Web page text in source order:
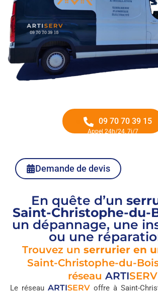
09 70 70 39 15
Appel 24h/24, 7j/7
Demande de devis
En quête d’un
Saint-Christophe-du-
un dépannage, une
ou une
Trouvez un serrurier en
Saint-Christophe-du-
réseau ARTISERV
Le réseau ARTISERV offre à Saint-